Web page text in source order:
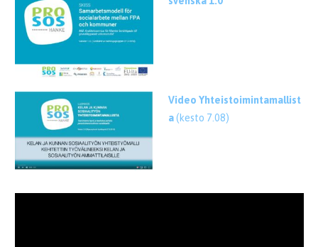
Video Yhteistoimintamallist
a(kesto 7.08)